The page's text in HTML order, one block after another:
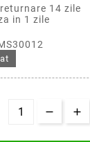
14 zile
in 1 zile